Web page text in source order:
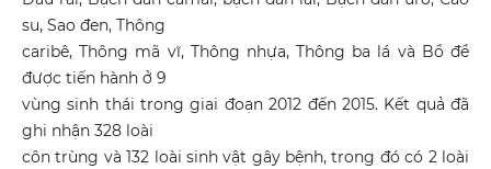
su, Sao đen, Thông
caribê, Thông mã vĩ, Thông nhựa, Thông ba lá và Bồ đề
được tiến hành ở 9
vùng sinh thái trong giai đoạn 2012 đến 2015. Kết quả đã
ghi nhận 328 loài
côn trùng và 132 loài sinh vật gây bệnh, trong đó có 2 loài